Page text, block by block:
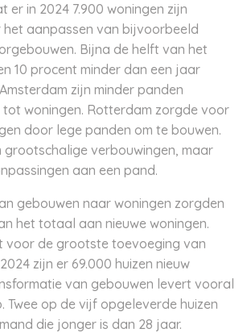
er in 2024 7.900 woningen zijn
aanpassen van bijvoorbeeld
Bijna de helft van het
10 procent minder dan een jaar
zijn minder panden
woningen. Rotterdam zorgde voor
door lege panden om te bouwen.
grootschalige verbouwingen, maar
aan een pand.
gebouwen naar woningen zorgden
het totaal aan nieuwe woningen.
voor de grootste toevoeging van
zijn er 69.000 huizen nieuw
van gebouwen levert vooral
Twee op de vijf opgeleverde huizen
die jonger is dan 28 jaar.